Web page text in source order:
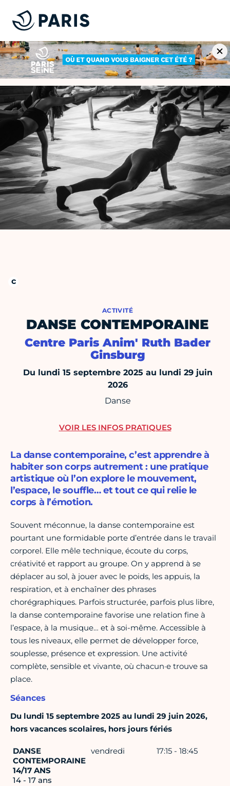
ACTIVITÉ
DANSE CONTEMPORAINE
Centre Paris Anim' Ruth Bader
Ginsburg
Du lundi 15 septembre 2025 au lundi 29 juin
2026
Danse
La danse contemporaine, c’est apprendre à
habiter son corps autrement : une pratique
artistique où l’on explore le mouvement,
l’espace, le souffle… et tout ce qui relie le
corps à l’émotion.
Souvent méconnue, la danse contemporaine est
pourtant une formidable porte d’entrée dans le travail
corporel. Elle mêle technique, écoute du corps,
créativité et rapport au groupe. On y apprend à se
déplacer au sol, à jouer avec le poids, les appuis, la
respiration, et à enchaîner des phrases
chorégraphiques. Parfois structurée, parfois plus libre,
la danse contemporaine favorise une relation fine à
l’espace, à la musique… et à soi-même. Accessible à
tous les niveaux, elle permet de développer force,
souplesse, présence et expression. Une activité
complète, sensible et vivante, où chacun·e trouve sa
place.
Séances
Du lundi 15 septembre 2025 au lundi 29 juin 2026,
hors vacances scolaires, hors jours fériés
DANSE
CONTEMPORAINE
14/17 ANS
14 - 17 ans
vendredi 17:15 - 18:45
VOIR LES INFOS PRATIQUES